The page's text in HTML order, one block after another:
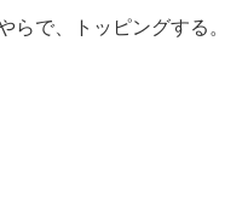
らで、トッピングする。